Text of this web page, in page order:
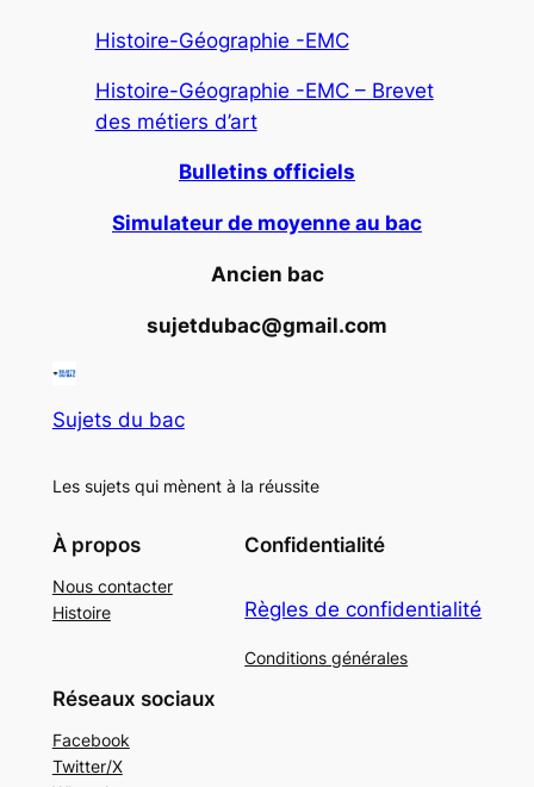
Histoire-Géographie -EMC
Histoire-Géographie -EMC – Brevet
des métiers d’art
Bulletins officiels
Simulateur de moyenne au bac
Ancien bac
sujetdubac@gmail.com
Sujets du bac
Les sujets qui mènent à la réussite
À propos
Nous contacter
Histoire
Confidentialité
Règles de confidentialité
Conditions générales
Réseaux sociaux
Facebook
Twitter/X